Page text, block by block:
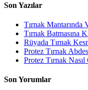
Son Yazılar
Tırnak Mantarında
Tırnak Batmasına
Rüyada Tırnak
Protez Tırnak
Protez Tırnak Nasıl
Son Yorumlar